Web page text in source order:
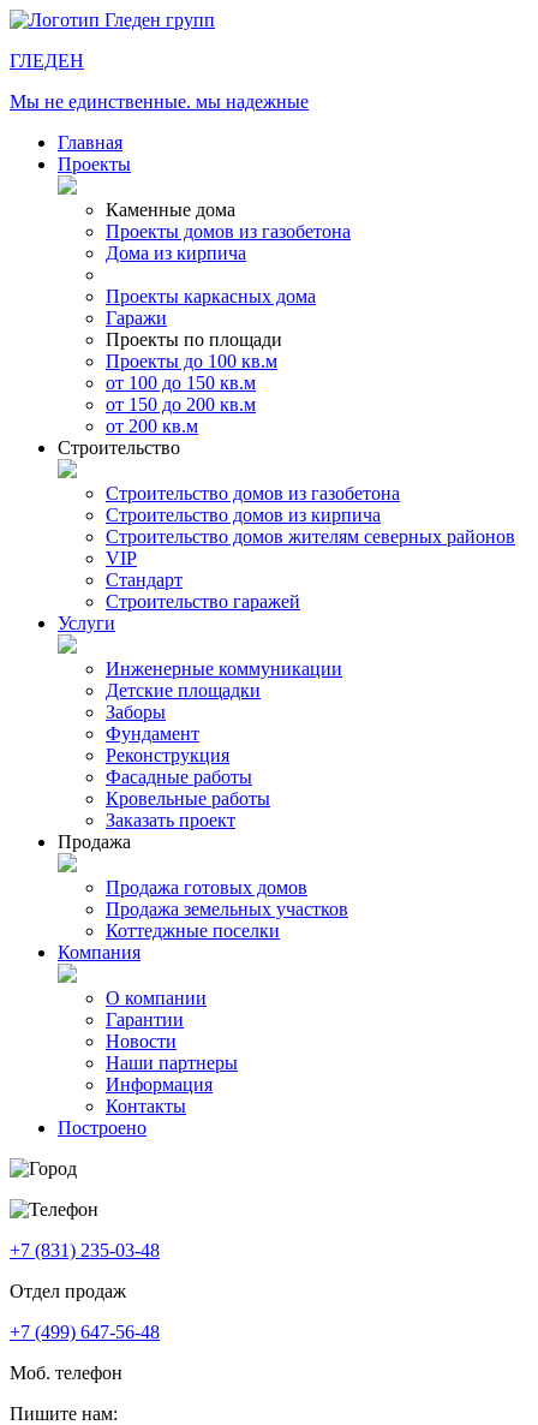
ГЛЕДЕН
Мы не единственные. мы надежные
Главная
Проекты
Каменные дома
Проекты домов из газобетона
Дома из кирпича
Проекты каркасных дома
Гаражи
Проекты по площади
Проекты до 100 кв.м
от 100 до 150 кв.м
от 150 до 200 кв.м
от 200 кв.м
Строительство
Строительство домов из газобетона
Строительство домов из кирпича
Строительство домов жителям северных районов
VIP
Стандарт
Строительство гаражей
Услуги
Инженерные коммуникации
Детские площадки
Заборы
Фундамент
Реконструкция
Фасадные работы
Кровельные работы
Заказать проект
Продажа
Продажа готовых домов
Продажа земельных участков
Коттеджные поселки
Компания
О компании
Гарантии
Новости
Наши партнеры
Информация
Контакты
Построено
+7 (831) 235-03-48
Отдел продаж
+7 (499) 647-56-48
Моб. телефон
Пишите нам: